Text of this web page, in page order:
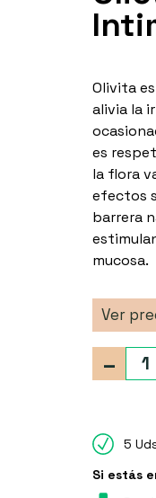
Olivita
alivia la
es
la flora
efectos
barrera
mucosa.
Ver
-
5
Si estás